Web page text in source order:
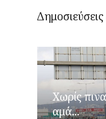
Χωρίς
αμά...